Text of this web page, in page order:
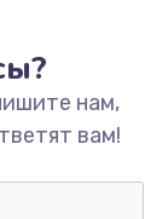
нам,
вам!